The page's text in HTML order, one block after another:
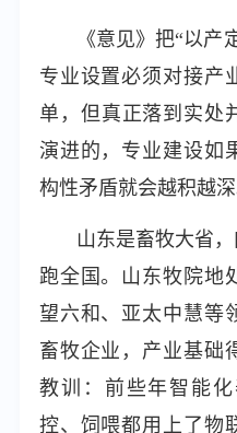
《意见》把“以产
专业设置必须对接产
单，但真正落到实处
演进的，专业建设如
构性矛盾就会越积越深
山东是畜牧大省
跑全国。山东牧院地
望六和、亚太中慧等
畜牧企业，产业基础
教训：前些年智能
控、饲喂都用上了物